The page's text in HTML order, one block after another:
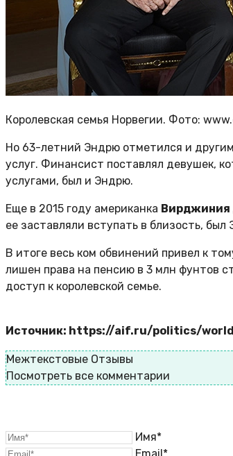
Королевская семья Норвегии. Фото:
Но 63-летний Эндрю отметился и
услуг. Финансист поставлял девушек,
услугами, был и Эндрю.
Еще в 2015 году американка
ее заставляли вступать в близость, был
В итоге весь ком обвинений привел к
лишен права на пенсию в 3 млн фунтов
доступ к королевской семье.
Источник: https://aif.ru/politics/
Межтекстовые Отзывы
Посмотреть все комментарии
Имя*